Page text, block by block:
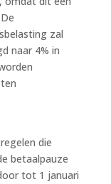
zal
naar 4% in
die
betaalpauze
tot 1 januari